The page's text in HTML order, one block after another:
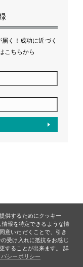
供するためにクッキー
情報を特定できるような情
意いただくことで、引き
受け入れに抵抗をお感じ
することが出来ます。 詳
バシーポリシー
く！成功に近づく
こちらから